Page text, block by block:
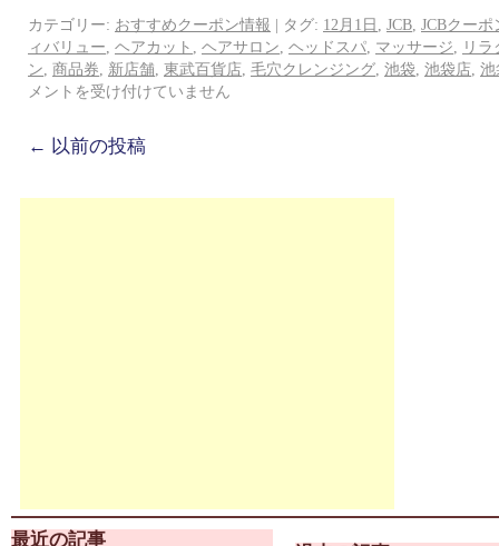
カテゴリー: おすすめクーポン情報 | タグ: 12月1日 JCB JCBクーポ
ィバリュー ヘアカット ヘアサロン ヘッドスパ マッサージ
リ
ン 商品券 新店舗 東武百貨店 毛穴クレンジング 池袋 池袋店 池
メントを受け付けていません
← 以前の投稿
最近の記事